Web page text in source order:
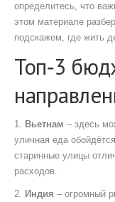
определитесь, что
этом материале
подскажем, где жить
Топ‑3
1. Вьетнам – здесь
уличная еда
старинные улицы
расходов.
2. Индия – огромный